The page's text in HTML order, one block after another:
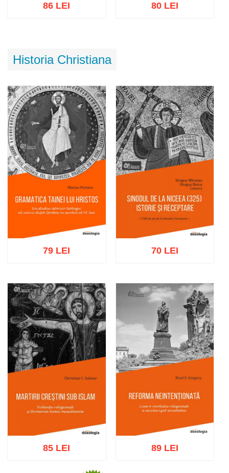
86 LEI 80 LEI
Historia Christiana
Adaugă în coș Wishlist
79 LEI
Adaugă în coș Wishlist
70 LEI
85 LEI 89 LEI